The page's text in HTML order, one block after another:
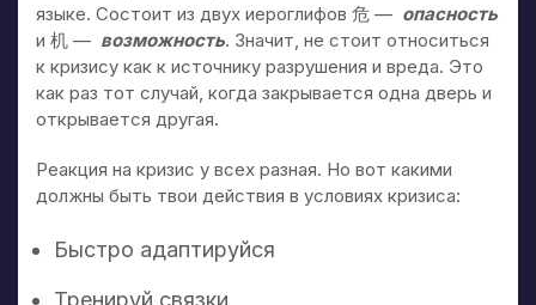
языке. Состоит из двух иероглифов 危 — опасность
и 机 — возможность. Значит, не стоит относиться
к кризису как к источнику разрушения и вреда. Это
как раз тот случай, когда закрывается одна дверь и
открывается другая.
Реакция на кризис у всех разная. Но вот какими
должны быть твои действия в условиях кризиса:
Быстро адаптируйся
Тренируй связки